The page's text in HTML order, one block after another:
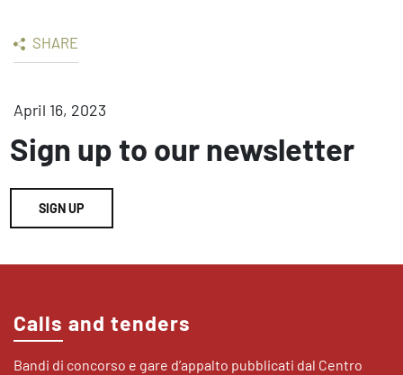
SHARE
April 16, 2023
Sign up to our newsletter
SIGN UP
Calls and tenders
Bandi di concorso e gare d’appalto pubblicati dal Centro